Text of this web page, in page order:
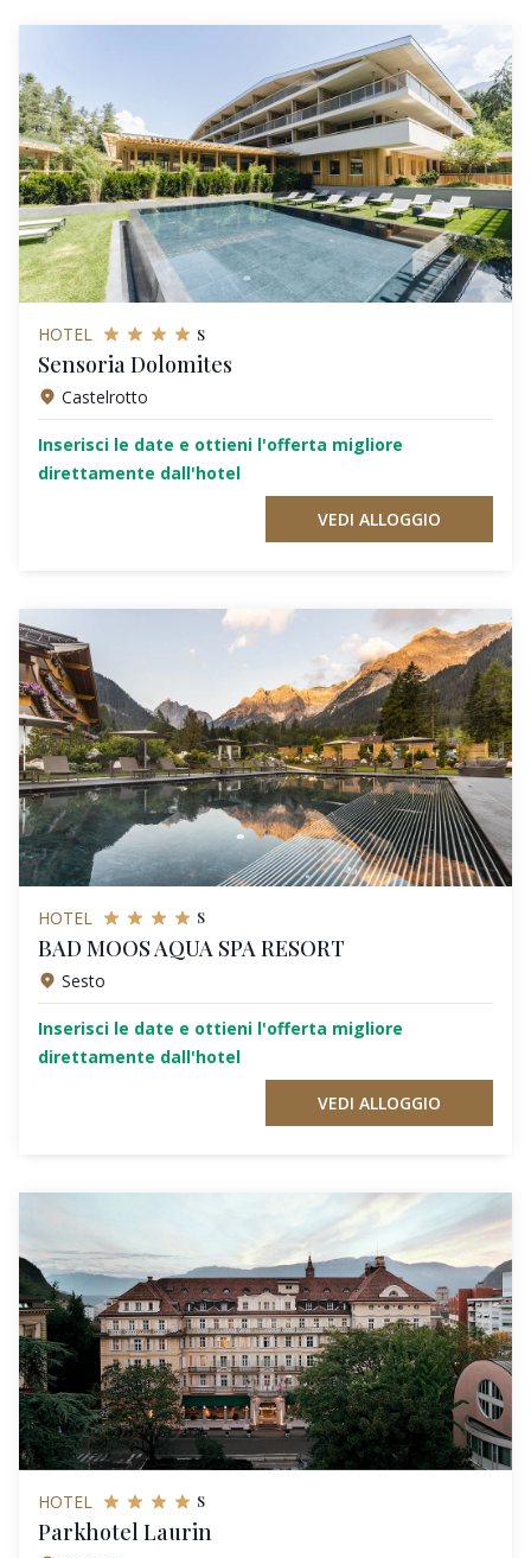
HOTEL s
Sensoria Dolomites
Castelrotto
Inserisci le date e ottieni l'offerta migliore
direttamente dall'hotel
VEDI ALLOGGIO
HOTEL s
BAD MOOS AQUA SPA RESORT
Sesto
Inserisci le date e ottieni l'offerta migliore
direttamente dall'hotel
VEDI ALLOGGIO
HOTEL s
Parkhotel Laurin